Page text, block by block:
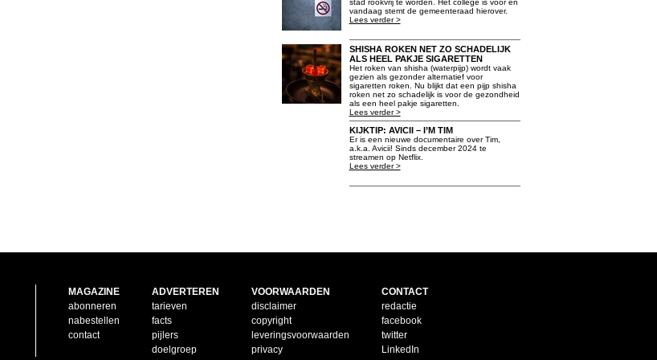
stad rookvrij te worden. Het college is voor en
vandaag stemt de gemeenteraad hierover.
Lees verder >
SHISHA ROKEN NET ZO SCHADELIJK
ALS HEEL PAKJE SIGARETTEN
Het roken van shisha (waterpijp) wordt vaak
gezien als gezonder alternatief voor
sigaretten roken. Nu blijkt dat een pijp shisha
roken net zo schadelijk is voor de gezondheid
als een heel pakje sigaretten.
Lees verder >
KIJKTIP: AVICII – I’M TIM
Er is een nieuwe documentaire over Tim,
a.k.a. Avicii! Sinds december 2024 te
streamen op Netflix.
Lees verder >
MAGAZINE
abonneren
nabestellen
contact
ADVERTEREN
tarieven
facts
pijlers
doelgroep
VOORWAARDEN
disclaimer
copyright
leveringsvoorwaarden
privacy
CONTACT
redactie
facebook
twitter
LinkedIn